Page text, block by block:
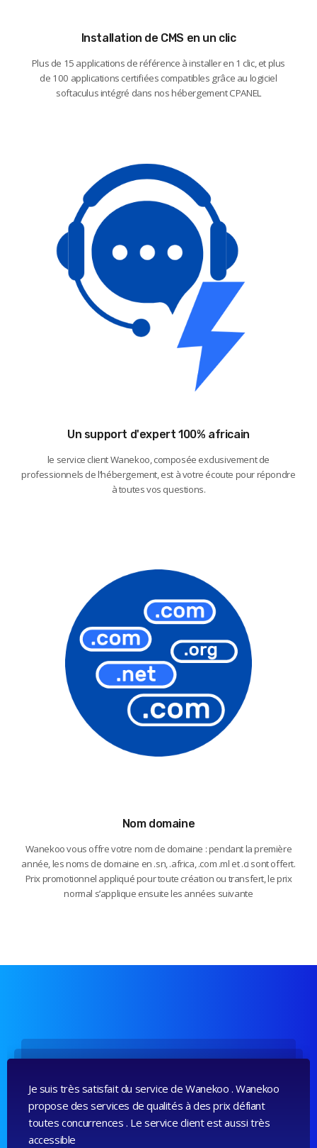
Installation de CMS en un clic
Plus de 15 applications de référence à installer en 1 clic, et plus
de 100 applications certifiées compatibles grâce au logiciel
softaculus intégré dans nos hébergement CPANEL
Un support d'expert 100% africain
le service client Wanekoo, composée exclusivement de
professionnels de l’hébergement, est à votre écoute pour répondre
à toutes vos questions.
Nom domaine
Wanekoo vous offre votre nom de domaine : pendant la première
année, les noms de domaine en .sn, .africa, .com .ml et .ci sont offert.
Prix promotionnel appliqué pour toute création ou transfert, le prix
normal s’applique ensuite les années suivante
Je suis très satisfait du service de Wanekoo . Wanekoo
propose des services de qualités à des prix défiant
toutes concurrences . Le service client est aussi très
accessible